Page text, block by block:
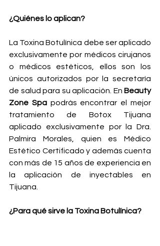
¿Quiénes lo aplican?
La Toxina Botulínica debe ser aplicado
exclusivamente por médicos cirujanos
o médicos estéticos, ellos son los
únicos autorizados por la secretaría
de salud para su aplicación. En Beauty
Zone Spa podrás encontrar el mejor
tratamiento de Botox Tijuana
aplicado exclusivamente por la Dra.
Palmira Morales, quien es Médico
Estético Certificado y además cuenta
con más de 15 años de experiencia en
la aplicación de inyectables en
Tijuana.
¿Para qué sirve la Toxina Botulínica?